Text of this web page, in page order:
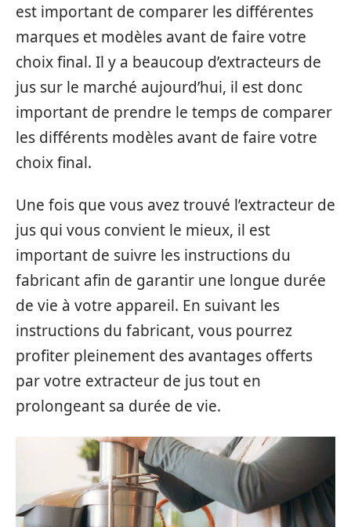
est important de comparer les différentes
marques et modèles avant de faire votre
choix final. Il y a beaucoup d’extracteurs de
jus sur le marché aujourd’hui, il est donc
important de prendre le temps de comparer
les différents modèles avant de faire votre
choix final.
Une fois que vous avez trouvé l’extracteur de
jus qui vous convient le mieux, il est
important de suivre les instructions du
fabricant afin de garantir une longue durée
de vie à votre appareil. En suivant les
instructions du fabricant, vous pourrez
profiter pleinement des avantages offerts
par votre extracteur de jus tout en
prolongeant sa durée de vie.